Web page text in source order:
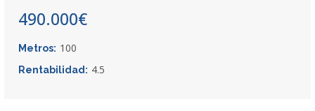
490.000€
Metros: 100
Rentabilidad: 4.5